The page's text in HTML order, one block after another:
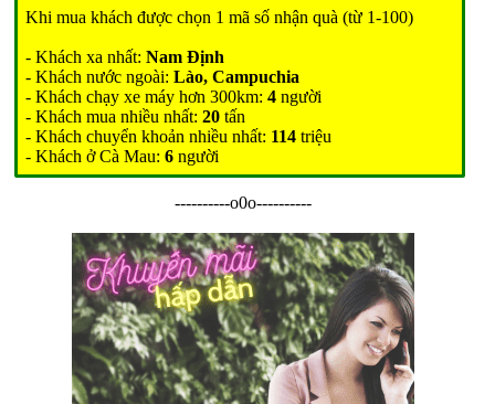
Khi mua khách được chọn 1 mã số nhận quà (từ 1-100)
- Khách xa nhất:Nam Định
- Khách nước ngoài:Lào, Campuchia
- Khách chạy xe máy hơn 300km:4 người
- Khách mua nhiều nhất:20 tấn
- Khách chuyển khoản nhiều nhất: 114 triệu
- Khách ở Cà Mau:6 người
----------o0o----------